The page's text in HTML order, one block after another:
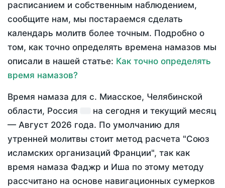
расписанием и собственным наблюдением,
сообщите нам, мы постараемся сделать
календарь молитв более точным. Подробно о
том, как точно определять времена намазов мы
описали в нашей статье: Как точно определять
время намазов?
Время намаза для с. Миасское, Челябинской
области, Россия
на сегодня и текущий месяц
— Август 2026 года. По умолчанию для
утренней молитвы стоит метод расчета "Союз
исламских организаций Франции", так как
время намаза Фаджр и Иша по этому методу
рассчитано на основе навигационных сумерков